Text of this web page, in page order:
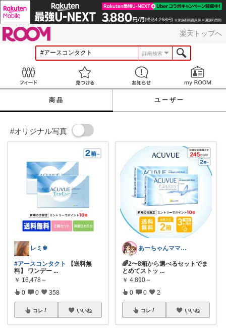
楽天トップへ
詳細検索
見つける お知らせ
商品 ユーザー
#オリジナル写真
レミ✾
#アースコンタクト
【送料無
料】 ワンデー ...
￥ 16,478～
0 0 358
コレ いいね
あーちゃんママ🐣朝コレ5時✨2y娘
🌈2〜8箱から選べるセットでま
とめてストッ ...
￥ 4,890～
0 0 2
コレ いいね